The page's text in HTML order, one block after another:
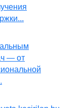
— от